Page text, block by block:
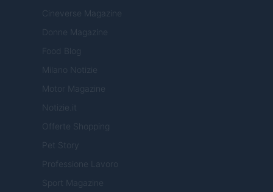
Cineverse Magazine
Donne Magazine
Food Blog
Milano Notizie
Motor Magazine
Notizie.it
Offerte Shopping
Pet Story
Professione Lavoro
Sport Magazine